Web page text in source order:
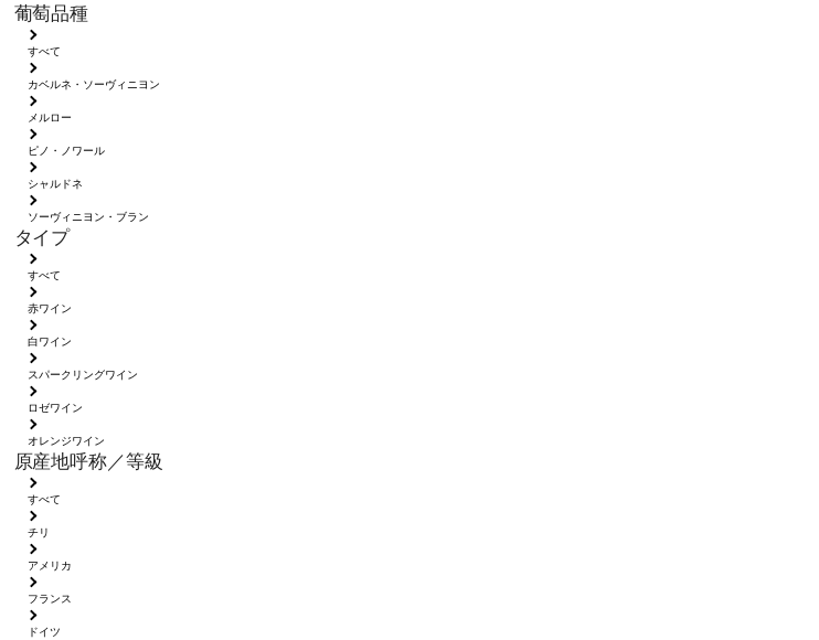
葡萄品種
すべて
カベルネ・ソーヴィニヨン
メルロー
ピノ・ノワール
シャルドネ
ソーヴィニヨン・ブラン
タイプ
すべて
赤ワイン
白ワイン
スパークリングワイン
ロゼワイン
オレンジワイン
原産地呼称／等級
すべて
チリ
アメリカ
フランス
ドイツ